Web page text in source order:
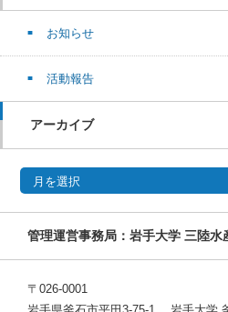
お知らせ
活動報告
アーカイブ
アーカイブ
管理運営事務局：岩手大学 三陸水
〒026-0001